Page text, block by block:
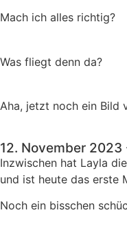
Mach ich alles richtig?
Was fliegt denn da?
Aha, jetzt noch ein Bild
12. November
Inzwischen hat Layla
und ist heute das erste
Noch ein bisschen